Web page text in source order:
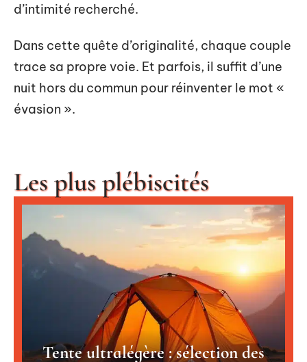
d’intimité recherché.
Dans cette quête d’originalité, chaque couple
trace sa propre voie. Et parfois, il suffit d’une
nuit hors du commun pour réinventer le mot «
évasion ».
Les plus plébiscités
Tente ultralégère : sélection des